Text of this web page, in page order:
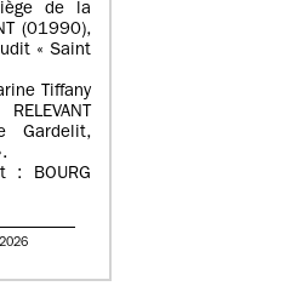
de la
(01990),
« Saint
Tiffany
Gardelit,
: BOURG